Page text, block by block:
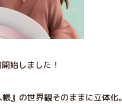
始しました！
』の世界観そのままに立体化。